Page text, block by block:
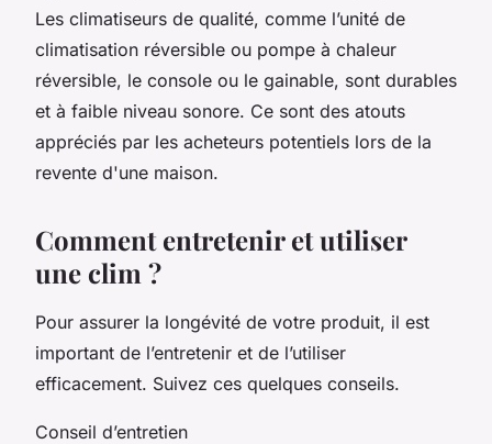
Les climatiseurs de qualité, comme l’unité de
climatisation réversible ou pompe à chaleur
réversible, le console ou le gainable, sont durables
et à faible niveau sonore. Ce sont des atouts
appréciés par les acheteurs potentiels lors de la
revente d'une maison.
Comment entretenir et utiliser
une clim ?
Pour assurer la longévité de votre produit, il est
important de l’entretenir et de l’utiliser
efficacement. Suivez ces quelques conseils.
Conseil d’entretien